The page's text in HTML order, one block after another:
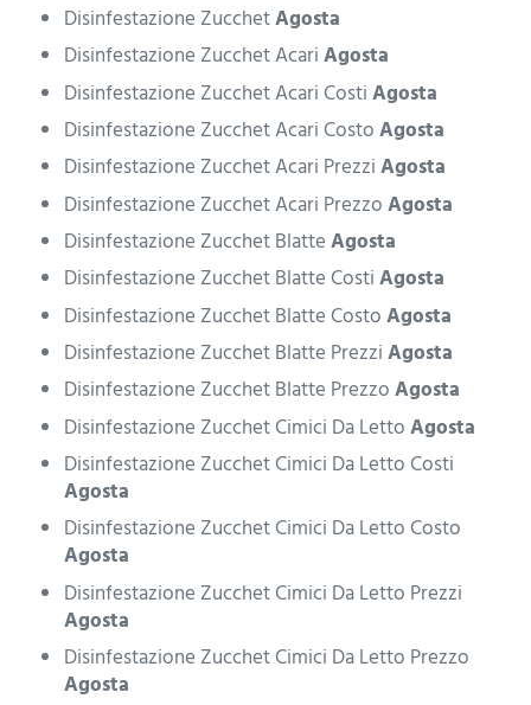
Disinfestazione ZucchetAgosta
Disinfestazione Zucchet AcariAgosta
Disinfestazione Zucchet Acari CostiAgosta
Disinfestazione Zucchet Acari CostoAgosta
Disinfestazione Zucchet Acari PrezziAgosta
Disinfestazione Zucchet Acari PrezzoAgosta
Disinfestazione Zucchet BlatteAgosta
Disinfestazione Zucchet Blatte CostiAgosta
Disinfestazione Zucchet Blatte CostoAgosta
Disinfestazione Zucchet Blatte PrezziAgosta
Disinfestazione Zucchet Blatte PrezzoAgosta
Disinfestazione Zucchet Cimici Da LettoAgosta
Disinfestazione Zucchet Cimici Da Letto Costi
Agosta
Disinfestazione Zucchet Cimici Da Letto Costo
Agosta
Disinfestazione Zucchet Cimici Da Letto Prezzi
Agosta
Disinfestazione Zucchet Cimici Da Letto Prezzo
Agosta